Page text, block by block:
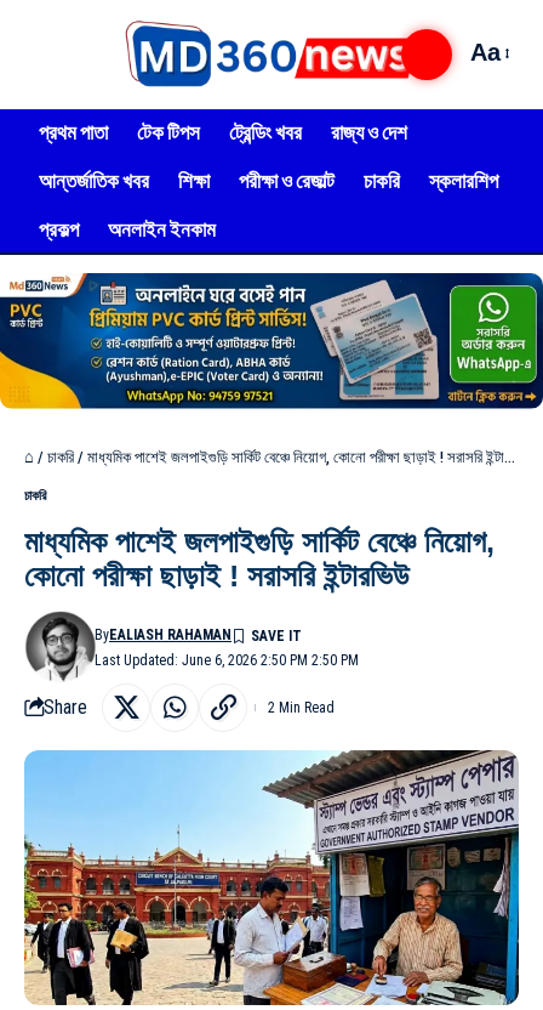
Aa
প্রথম পাতা টেক টিপস ট্রেন্ডিং খবর
রাজ্য ও দেশ
আন্তর্জাতিক খবর
শিক্ষা পরীক্ষা ও রেজাল্ট চাকরি
স্কলারশিপ
প্রকল্প
অনলাইন ইনকাম
⌂ / চাকরি / মাধ্যমিক পাশেই জলপাইগুড়ি সার্কিট বেঞ্চে নিয়োগ, কোনো পরীক্ষা ছাড়াই ! সরাসরি ইন্টারভিউ
চাকরি
মাধ্যমিক পাশেই জলপাইগুড়ি সার্কিট বেঞ্চে নিয়োগ,
কোনো পরীক্ষা ছাড়াই ! সরাসরি ইন্টারভিউ
Last Updated: June 6, 2026 2:50 PM 2:50 PM
ByEALIASH RAHAMAN
Share 2 Min Read